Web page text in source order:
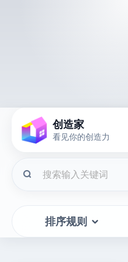
创造家
看见你的创造力
排序规则